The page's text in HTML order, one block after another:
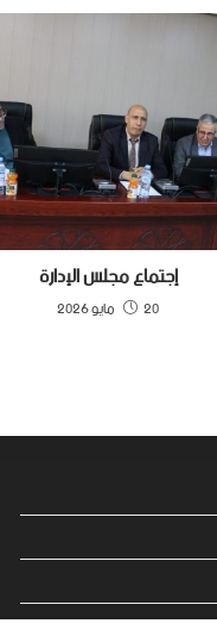
إجتماع مجلس اﻹدارة
20 مايو 2026